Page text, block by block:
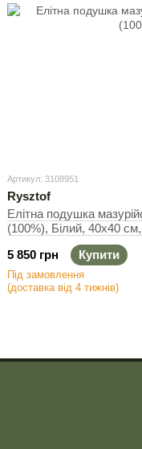
Артикул: 3108951
Rysztof
Елітна подушка
(100%), Білий, 40х40
5 850 грн
Купити
Під замовлення
(доставка від 4 тижнів)